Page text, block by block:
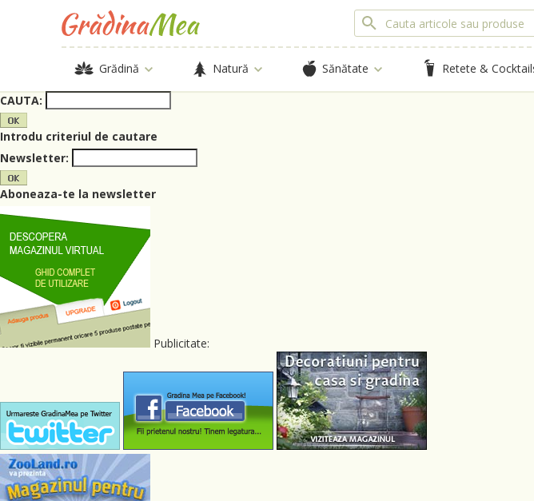
Grădină Natură Sănătate Retete &
CAUTA:
Introdu criteriul de cautare
Newsletter:
Aboneaza-te la newsletter
Publicitate: